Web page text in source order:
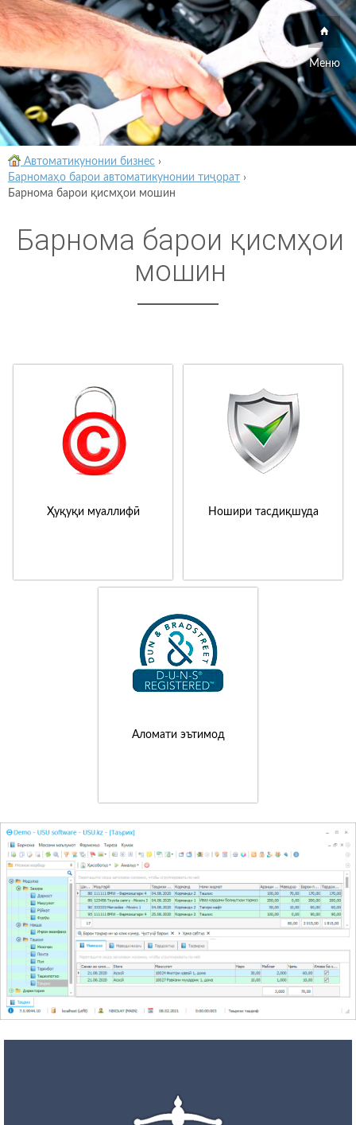
Меню
Автоматикунонии бизнес ›
Барномаҳо барои автоматикунонии тиҷорат ›
Барнома барои қисмҳои мошин
Барнома барои қисмҳои
мошин
Ҳуқуқи муаллифӣ Ношири тасдиқшуда
Аломати эътимод